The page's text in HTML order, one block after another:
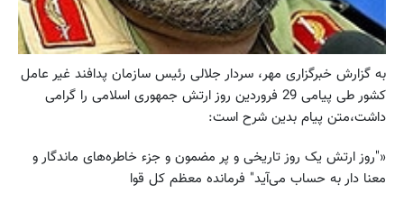
به گزارش خبرگزاری مهر، سردار جلالی رئیس سازمان پدافند غیر عامل
کشور طی پیامی 29 فروردین روز ارتش جمهوری اسلامی را گرامی
داشت،متن پیام بدین شرح است:
«"روز ارتش یک روز تاریخی و پر مضمون و جزء خاطره‌های ماندگار و
معنا دار به حساب می‌آید" فرمانده معظم کل قوا